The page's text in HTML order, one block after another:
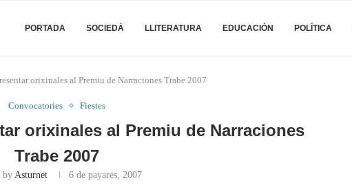
PORTADA SOCIEDÁ LLITERATURA EDUCACIÓN POLÍTICA
orixinales al Premiu de Narraciones Trabe 2007
Convocatories Fiestes
orixinales al Premiu de Narraciones
Trabe 2007
by Asturnet 6 de payares, 2007